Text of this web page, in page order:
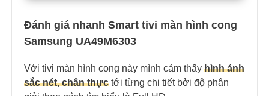
Đánh giá nhanh Smart tivi màn hình cong
Samsung UA49M6303
Với tivi màn hình cong này mình cảm thấy hình ảnh
sắc nét, chân thực tới từng chi tiết bởi độ phân